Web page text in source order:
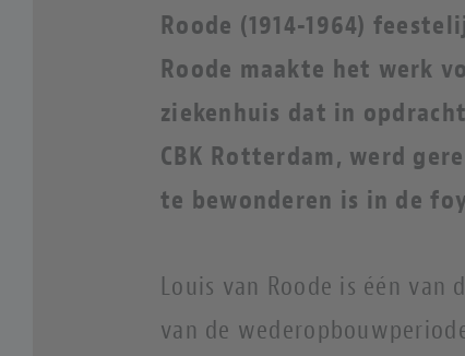
Roode (1914-1964)
Roode maakte het werk
ziekenhuis dat in
CBK Rotterdam, werd
te bewonderen is in de
Louis van Roode is één
van de